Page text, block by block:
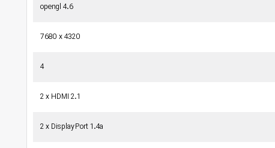
opengl 4.6
7680 x 4320
4
2 x HDMI 2.1
2 x DisplayPort 1.4a